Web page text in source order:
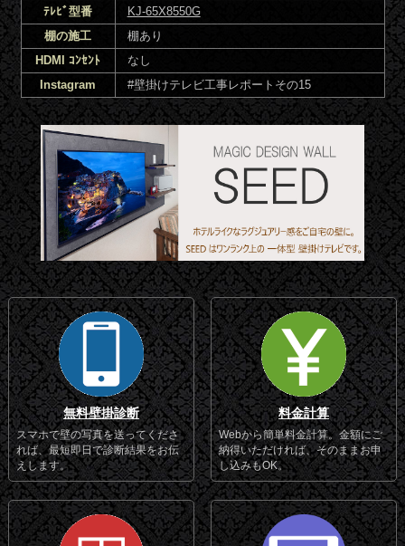
ﾃﾚﾋﾞ型番
KJ-65X8550G
棚の施工
棚あり
HDMI ｺﾝｾﾝﾄ
なし
Instagram
#壁掛けテレビ工事レポートその15
無料壁掛診断
スマホで壁の写真を送ってくださ
れば、最短即日で診断結果をお伝
えします。
料金計算
Webから簡単料金計算。金額にご
納得いただければ、そのままお申
し込みもOK。